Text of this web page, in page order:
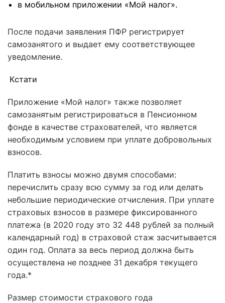
в мобильном приложении «Мой налог».
После подачи заявления ПФР регистрирует
самозанятого и выдает ему соответствующее
уведомление.
Кстати
Приложение «Мой налог» также позволяет
самозанятым регистрироваться в Пенсионном
фонде в качестве страхователей, что является
необходимым условием при уплате добровольных
взносов.
Платить взносы можно двумя способами:
перечислить сразу всю сумму за год или делать
небольшие периодические отчисления. При уплате
страховых взносов в размере фиксированного
платежа (в 2020 году это 32 448 рублей за полный
календарный год) в страховой стаж засчитывается
один год. Оплата за весь период должна быть
осуществлена не позднее 31 декабря текущего
года.*
Размер стоимости страхового года